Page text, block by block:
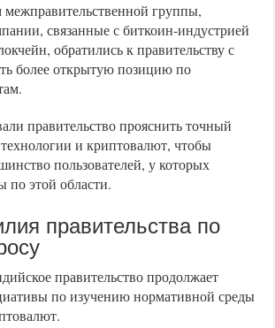
межправительственной группы,
связанные с биткоин-индустрией
обратились к правительству с
более открытую позицию по
правительство прояснить точный
и криптовалют, чтобы
пользователей, у которых
по этой области.
правительства по
правительство продолжает
по изучению нормативной среды